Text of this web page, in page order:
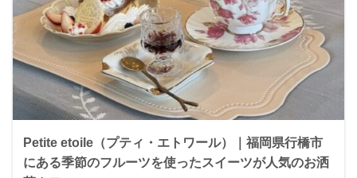
Petite etoile（プティ・エトワール）｜福岡県行橋市
にある季節のフルーツを使ったスイーツが人気のお洒